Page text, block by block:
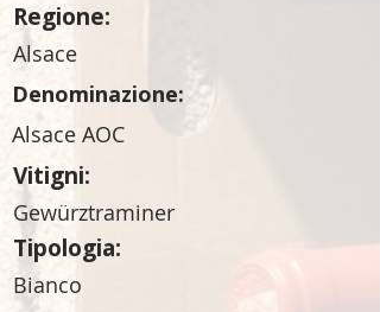
Regione:
Alsace
Denominazione:
Alsace AOC
Vitigni:
Gewürztraminer
Tipologia:
Bianco